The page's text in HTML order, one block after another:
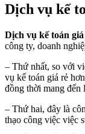
Dịch vụ kế
Dịch vụ kế toán
công ty, doanh
– Thứ nhất, so với
vụ kế toán giá rẻ
đồng thời mang đến
– Thứ hai, đây là
thạo công việc việc